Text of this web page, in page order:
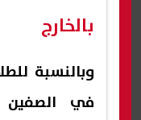
بالخارج
وبالنسبة
في الصفين